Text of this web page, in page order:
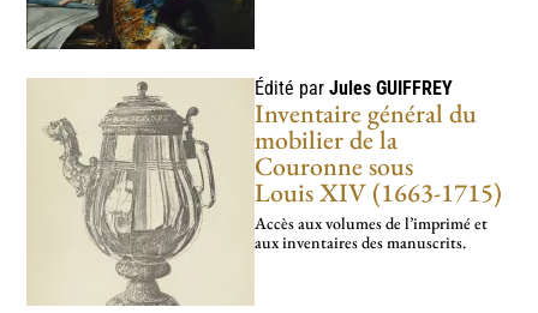
Édité parJulesGUIFFREY
Inventaire général du
mobilier de la
Couronne sous
Louis XIV (1663-1715)
Accès aux volumes de l’imprimé et
aux inventaires des manuscrits.